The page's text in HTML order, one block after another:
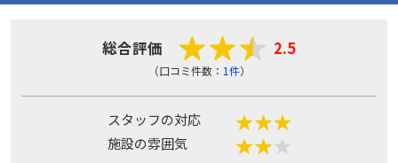
総合評価 2.5
（口コミ件数： 1件）
スタッフの対応
施設の雰囲気